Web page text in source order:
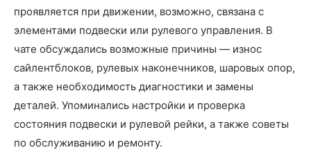
проявляется при движении, возможно, связана с
элементами подвески или рулевого управления. В
чате обсуждались возможные причины — износ
сайлентблоков, рулевых наконечников, шаровых опор,
а также необходимость диагностики и замены
деталей. Упоминались настройки и проверка
состояния подвески и рулевой рейки, а также советы
по обслуживанию и ремонту.